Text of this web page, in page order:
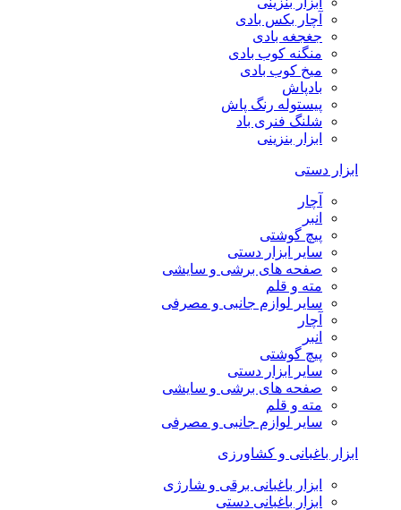
آچار بکس بادی
جغجغه بادی
منگنه کوب بادی
میخ کوب بادی
بادپاش
پیستوله رنگ پاش
شلنگ فنری باد
ابزار بنزینی
ابزار دستی
آچار
انبر
پیچ گوشتی
سایر ابزار دستی
صفحه های برشی و سایشی
مته و قلم
سایر لوازم جانبی و مصرفی
آچار
انبر
پیچ گوشتی
سایر ابزار دستی
صفحه های برشی و سایشی
مته و قلم
سایر لوازم جانبی و مصرفی
ابزار باغبانی و کشاورزی
ابزار باغبانی برقی و شارژی
ابزار باغبانی دستی